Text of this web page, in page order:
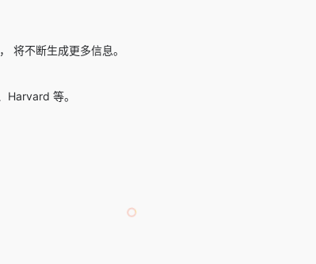
将不断生成更多信息。
Harvard 等。